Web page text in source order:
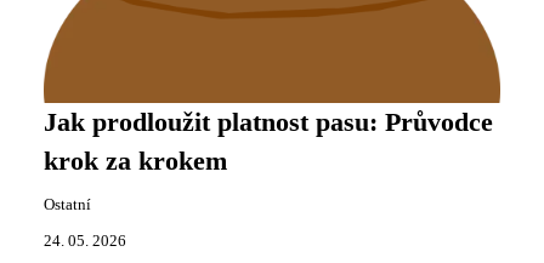
Jak prodloužit platnost pasu: Průvodce
krok za krokem
Ostatní
24. 05. 2026